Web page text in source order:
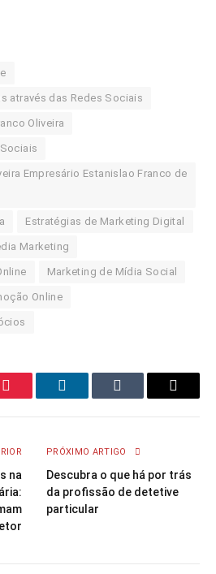
através das Redes Sociais
Oliveira
Empresário Estanislao Franco de
Estratégias de Marketing Digital
Marketing
Marketing de Mídia Social
Online
Pinterest LinkedInTumblr Email
na
PRÓXIMO ARTIGO
Descubra o que há por trás
da profissão de detetive
particular